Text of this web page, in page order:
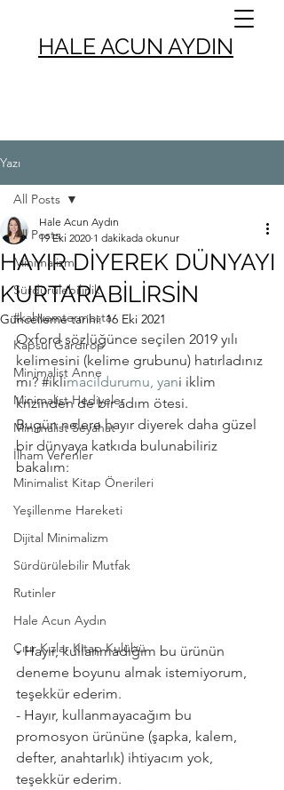
HALE ACUN AYDIN
Yazı
All Posts
Minimalizm
Sürdürülebilirlik
#kahvemtermosta
Kapsül Gardırop
Minimalist Anne
Minimalist Hediyeler
Minimalist Seyahat
İlham Verenler
Minimalist Kitap Önerileri
Yeşillenme Hareketi
Dijital Minimalizm
Sürdürülebilir Mutfak
Rutinler
Hale Acun Aydın
Çıtır Kızlar Kitap Kulübü
All Posts
HAYIR DİYEREK DÜNYAYI
KURTARABİLİRSİN
Hale Acun Aydın
19 Eki 2020 1 dakikada okunur
Güncelleme tarihi:16 Eki 2021
Oxford sözlüğünce seçilen 2019 yılı
kelimesini (kelime grubunu) hatırladınız
mı? #iklimacildurumu, yani iklim
krizinden de bir adım ötesi.
Bugün nelere hayır diyerek daha güzel
bir dünyaya katkıda bulunabiliriz
bakalım:
- Hayır, kullanmadığım bu ürünün
deneme boyunu almak istemiyorum,
teşekkür ederim.
- Hayır, kullanmayacağım bu
promosyon ürününe (şapka, kalem,
defter, anahtarlık) ihtiyacım yok,
teşekkür ederim.